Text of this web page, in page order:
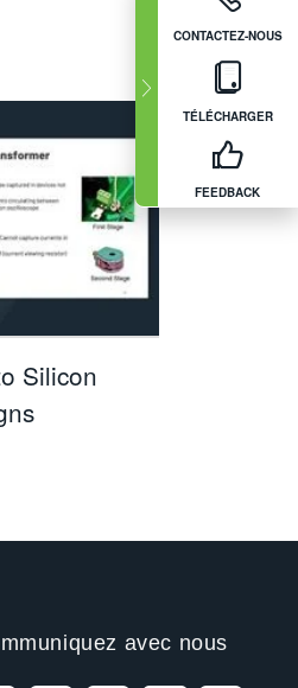
CONTACTEZ-NOUS
TÉLÉCHARGER
FEEDBACK
Silicon
avec nous